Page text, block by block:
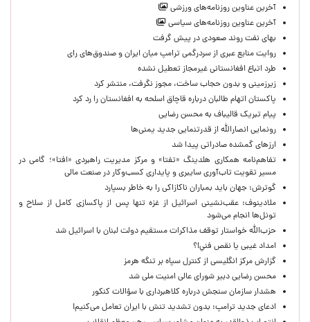
آخرین عناوین روزنامه‌های ورزشی
آخرین عناوین روزنامه‌های سیاسی
بهای نفت روند صعودی در پیش گرفت
روایت منابع عبری از سردرگمی ترامپ میان ایران و صندوق‌های رای
طرد اتباع افغانستانی غیرمجاز تعطیل نشده
زیرزمینی و بدون حجاب ساخت، مجوز نگرفت، منتشر کرد
پاکستان اتهام طالبان درباره قاچاق اسلحه به افغانستان را رد کرد
پیام تبریک قالیباف به محسن رضایی
رونمایی انصارالله از قدرتنمایی جدید یمنی‌ها
ارزهای گمشده صادراتی پیدا شد
تفاهم‌نامه همکاری هلدینگ «تفتا» و مرکز مدیریت راهبردی «افتا»؛ گامی در
مسیر تقویت تاب‌آوری سایبری و پایداری کسب‌وکار در صنعت مالی
گوترش: جهان باید بمباران ناکازاکی را به‌ خاطر بسپارد
ملادینوف: عقب‌نشینی اسرائیل از غزه تنها پس از پاکسازی کامل از سلاح و
تونل‌ها انجام می‌شود
حزب‌الله خواستار توقف مذاکرات مستقیم دولت لبنان با اسرائیل شد
امداد غیبی يا نقص فني!؟
گزارش مرکز انگلیسی از کنترل سپاه بر تنگه هرمز
محسن رضایی دبیر شورای عالی امنیت ملی شد
هشدار سازمان سنجش درباره کلاهبرداری با سؤالات کنکور
ادعای جدید ترامپ: بدون تشدید تنش با ایران تعامل می‌کنیم!